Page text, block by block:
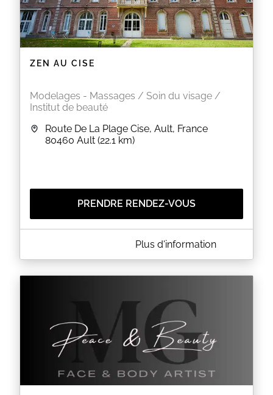
ZEN AU CISE
Modelages - Massages / Soin du visage /
Institut de beauté
Route De La Plage Cise, Ault, France
80460 Ault (22.1 km)
PRENDRE RENDEZ-VOUS
A PROPOS DE ZEN AU CISE
Venez découvrir les massages et soins
harmonie, équilibre et paix intérieure, dans un cadre
EN SAVOIR PLUS
Plus d'information